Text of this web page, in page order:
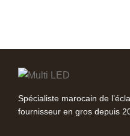
Spécialiste marocain de
fournisseur en gros depuis